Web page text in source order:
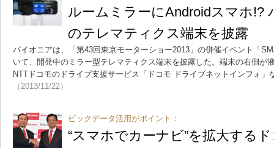
ルームミラーにAndroidスマホ!?
のテレマティクス端末を披露
パイオニアは、「第43回東京モーターショー2013」の併催イベント「
いて、開発中のミラー型テレマティクス端末を披露した。端末の右側が
NTTドコモのドライブ支援サービス「ドコモ ドライブネットインフォ」
（2013/11/22）
ビックデータ活用がポイント：
“スマホでカーナビ”を拡大する